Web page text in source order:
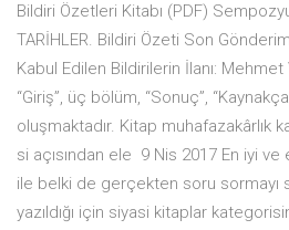
Bildiri Özetleri Kitabı (PDF)
TARİHLER. Bildiri Özeti Son
Kabul Edilen Bildirilerin İlanı: Mehmet
“Giriş”, üç bölüm, “Sonuç”,
oluşmaktadır. Kitap muhafazakârlık
si açısından ele 9 Nis 2017 En iyi
ile belki de gerçekten soru sormayı
yazıldığı için siyasi kitaplar